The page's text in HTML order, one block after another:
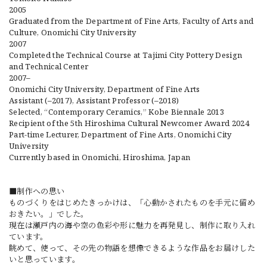
2005
Graduated from the Department of Fine Arts, Faculty of Arts and
Culture, Onomichi City University
2007
Completed the Technical Course at Tajimi City Pottery Design
and Technical Center
2007–
Onomichi City University, Department of Fine Arts
Assistant (–2017), Assistant Professor (–2018)
Selected, “Contemporary Ceramics,” Kobe Biennale 2013
Recipient of the 5th Hiroshima Cultural Newcomer Award 2024
Part-time Lecturer, Department of Fine Arts, Onomichi City
University
Currently based in Onomichi, Hiroshima, Japan
■制作への思い
ものづくりをはじめたきっかけは、「心動かされたものを手元に留め
おきたい。」でした。
現在は瀬戸内の海や空の色彩や形に魅力を再発見し、制作に取り入れ
ています。
眺めて、使って、その先の物語を想像できるような作品をお届けした
いと思っています。